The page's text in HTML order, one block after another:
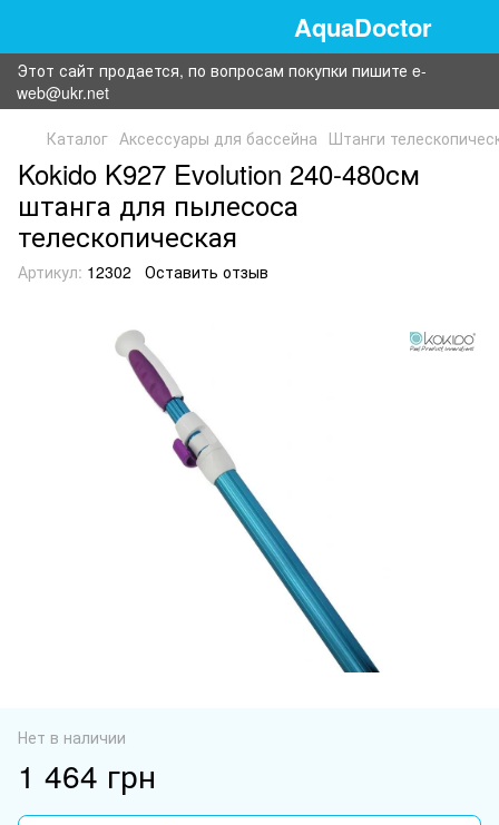
AquaDoctor
Этот сайт продается, по вопросам покупки пишите e-
web@ukr.net
Каталог Аксессуары для бассейна Штанги
Kokido K927 Evolution 240-480см
штанга для пылесоса
телескопическая
Артикул: 12302 Оставить отзыв
Нет в наличии
1 464 грн